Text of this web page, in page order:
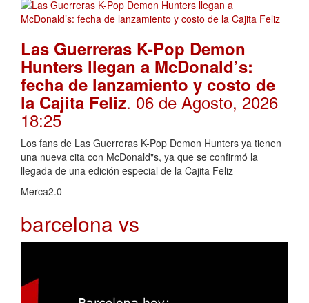
Las Guerreras K-Pop Demon
Hunters llegan a McDonald’s:
fecha de lanzamiento y costo de
la Cajita Feliz. 06 de Agosto, 2026
18:25
Los fans de Las Guerreras K-Pop Demon Hunters ya tienen
una nueva cita con McDonald"s, ya que se confirmó la
llegada de una edición especial de la Cajita Feliz
Merca2.0
barcelona vs